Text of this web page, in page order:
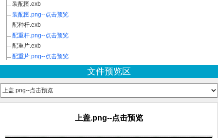
装配图.exb
装配图.png--点击预览
配种杆.exb
配重杆.png--点击预览
配重片.exb
配重片.png--点击预览
文件预览区
上盖.png--点击预览